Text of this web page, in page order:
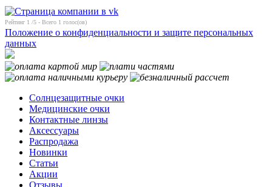
Рейтинг 1 /5 - Всего 1 голос(ов)
Положение о конфиденциальности и защите персональных
данных
Солнцезащитные очки
Медицинские очки
Контактные линзы
Аксессуары
Распродажа
Новинки
Статьи
Акции